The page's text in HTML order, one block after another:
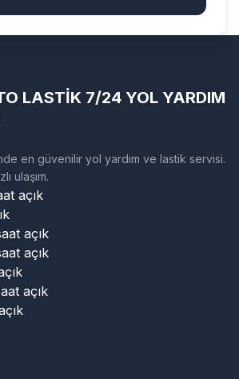
LASTİK 7/24 YOL YARDIM
en güvenilir yol yardım ve lastik servisi.
ulaşım.
açık
açık
açık
açık